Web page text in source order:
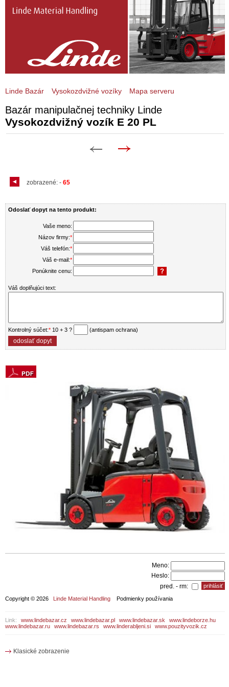
Bazár manipulačnej techniky Linde
Vysokozdvižný vozík E 20 PL
zobrazené: - 65
Odoslať dopyt na tento produkt:
Vaše meno:
Názov firmy:*
Váš telefón:*
Váš e-mail:*
Ponúknite cenu:
Váš doplňujúci text:
Kontrolný súčet:* 10 + 3 ? (antispam ochrana)
Linde Bazár Vysokozdvižné vozíky Mapa serveru
Meno:
Heslo:
pred. - rm:
Copyright © 2026 Linde Material Handling Podmienky používania
Link: www.lindebazar.cz www.lindebazar.pl www.lindebazar.sk
www.lindeborze.hu
www.lindebazar.ru
www.lindebazar.rs www.linderabljeni.si www.pouzityvozik.cz